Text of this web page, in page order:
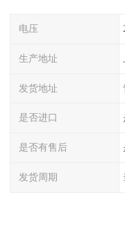
电压
生产地址
发货地址
是否进口
是否有售后
发货周期